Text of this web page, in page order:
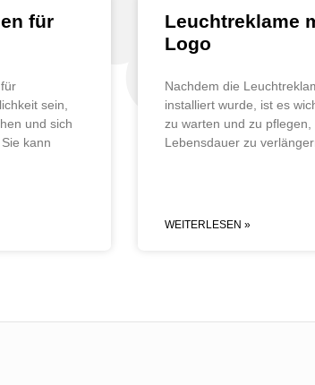
für
sein,
und sich
kann
Leuchtreklame
Logo
Nachdem die
installiert wurde, ist es
zu warten und zu pflegen,
Lebensdauer zu
WEITERLESEN »